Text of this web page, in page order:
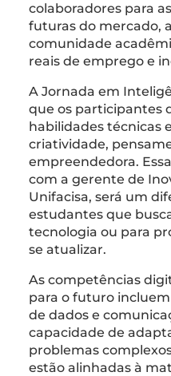
colaboradores para
futuras do mercado,
comunidade
reais de emprego e
A Jornada em
que os participantes
habilidades técnicas
criatividade,
empreendedora.
com a gerente de
Unifacisa, será um
estudantes que
tecnologia ou para
se atualizar.
As competências
para o futuro
de dados e
capacidade de
problemas
estão alinhadas à